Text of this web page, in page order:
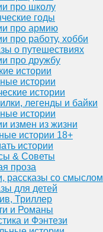
про школу
годы
про армию
про работу, хобби
о путешествиях
про дружбу
истории
истории
истории
легенды и байки
истории
измен из жизни
истории 18+
истории
& Советы
проза
рассказы со смыслом
для детей
Триллер
и Романы
и Фэнтези